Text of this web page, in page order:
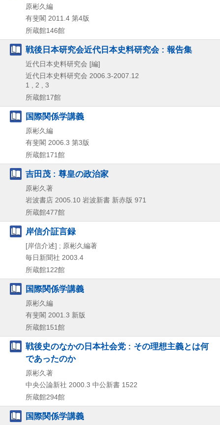
原彬久編
有斐閣 2011.4 第4版
所蔵館146館
戦後日本研究会近代日本史料研究会 : 報告集
近代日本史料研究会 [編]
近代日本史料研究会 2006.3-2007.12
1 , 2 , 3
所蔵館17館
国際関係学講義
原彬久編
有斐閣 2006.3 第3版
所蔵館171館
吉田茂 : 尊皇の政治家
原彬久著
岩波書店 2005.10 岩波新書 新赤版 971
所蔵館477館
岸信介証言録
[岸信介述] ; 原彬久編著
毎日新聞社 2003.4
所蔵館122館
国際関係学講義
原彬久編
有斐閣 2001.3 新版
所蔵館151館
戦後史のなかの日本社会党 : その理想主義とは何
であったのか
原彬久著
中央公論新社 2000.3 中公新書 1522
所蔵館294館
国際関係学講義